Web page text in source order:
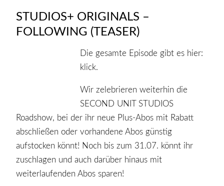
STUDIOS+ ORIGINALS –
FOLLOWING (TEASER)
Die gesamte Episode gibt es hier:
klick.
Wir zelebrieren weiterhin die
SECOND UNIT STUDIOS
Roadshow, bei der ihr neue Plus-Abos mit Rabatt
abschließen oder vorhandene Abos günstig
aufstocken könnt! Noch bis zum 31.07. könnt ihr
zuschlagen und auch darüber hinaus mit
weiterlaufenden Abos sparen!